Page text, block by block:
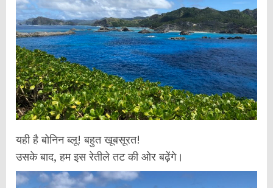
यही है बोनिन ब्लू! बहुत खूबसूरत!
उसके बाद, हम इस रेतीले तट की ओर बढ़ेंगे।